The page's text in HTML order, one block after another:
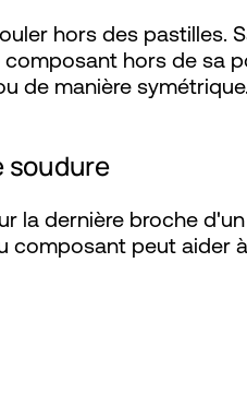
hors des pastilles.
hors de sa
de manière symétrique.
soudure
la dernière broche
composant peut aider